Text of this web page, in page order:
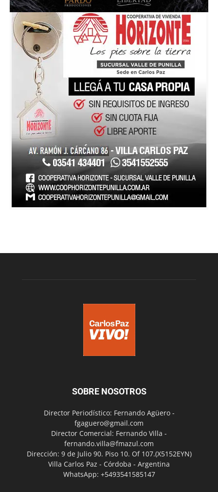
SOBRE NOSOTROS
Director Periodístico: Fernando Agüero -
fgaguero@gmail.com
Director Comercial: Fernando Villa -
fernando.villa@fmazul.com
Dirección: 9 de Julio 90. Piso 10. Of 107.(X5152EYN)
Villa Carlos Paz - Córdoba - Argentina
WhatsApp: +5493541585147